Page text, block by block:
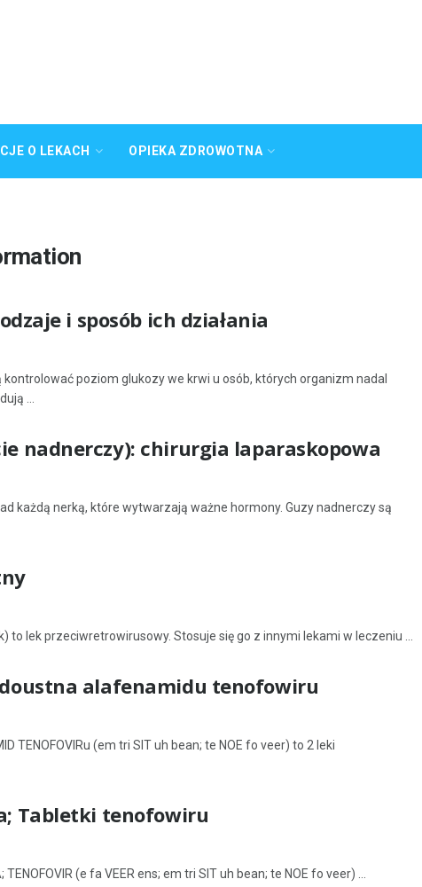
O LEKACH OPIEKA ZDROWOTNA
i sposób ich działania
poziom glukozy we krwi u osób, których organizm nadal
...
nadnerczy): chirurgia laparaskopowa
każdą nerką, które wytwarzają ważne hormony. Guzy nadnerczy są
to lek przeciwretrowirusowy. Stosuje się go z innymi lekami w leczeniu ...
alafenamidu tenofowiru
TENOFOVIRu (em tri SIT uh bean; te NOE fo veer) to 2 leki
Tabletki tenofowiru
(e fa VEER ens; em tri SIT uh bean; te NOE fo veer) ...